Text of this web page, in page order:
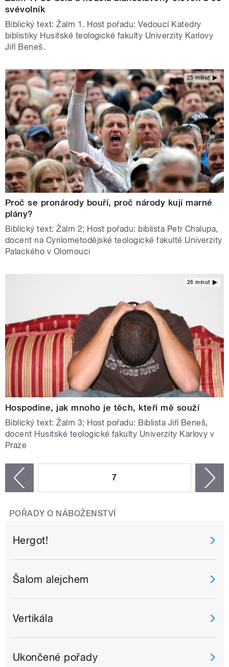
svévolník
Biblický text: Žalm 1. Host pořadu: Vedoucí Katedry
biblistiky Husitské teologické fakulty Univerzity Karlovy
Jiří Beneš.
25 minut
Proč se pronárody bouří, proč národy kují marné
plány?
Biblický text: Žalm 2; Host pořadu: biblista Petr Chalupa,
docent na Cyrilometodějské teologické fakultě Univerzity
Palackého v Olomouci
26 minut
Hospodine, jak mnoho je těch, kteří mě souží
Biblický text: Žalm 3; Host pořadu: Biblista Jiří Beneš,
docent Husitské teologické fakulty Univerzity Karlovy v
Praze
7
POŘADY O NÁBOŽENSTVÍ
Hergot!
Šalom alejchem
Vertikála
Ukončené pořady